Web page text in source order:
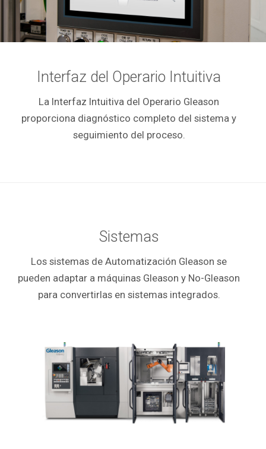
Interfaz del Operario Intuitiva
La Interfaz Intuitiva del Operario Gleason
proporciona diagnóstico completo del sistema y
seguimiento del proceso.
Sistemas
Los sistemas de Automatización Gleason se
pueden adaptar a máquinas Gleason y No-Gleason
para convertirlas en sistemas integrados.